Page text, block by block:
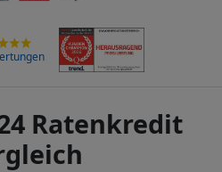
Ratenkredit